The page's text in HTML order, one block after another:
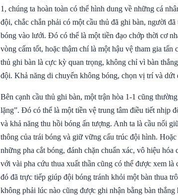
1, chúng ta hoàn toàn có thể hình dung về những cá
đội, chắc chắn phải có một cầu thủ đã ghi bàn, người
bóng vào lưới. Đó có thể là một tiền đạo chớp thời cơ
vòng cấm tốt, hoặc thậm chí là một hậu vệ tham gia
thủ ghi bàn là cực kỳ quan trọng, không chỉ vì bàn
đội. Khả năng di chuyển không bóng, chọn vị trí và dứt
Bên cạnh cầu thủ ghi bàn, một trận hòa 1-1 cũng
lặng”. Đó có thể là một tiền vệ trung tâm điều tiết nhịp
và khả năng thu hồi bóng ấn tượng. Anh ta là cầu nối
thông của trái bóng và giữ vững cấu trúc đội hình.
những pha cắt bóng, đánh chặn chuẩn xác, vô hiệu
với vài pha cứu thua xuất thần cũng có thể được xem là
đó đã trực tiếp giúp đội bóng tránh khỏi một bàn thua
không phải lúc nào cũng được ghi nhận bằng bàn